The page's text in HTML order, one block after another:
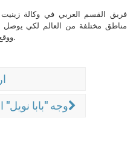
فريق القسم العربي في وكالة زينيت
مناطق مختلفة من العالم لكي
ووقع صدى الإنجيل الحي.
وجه "بابا